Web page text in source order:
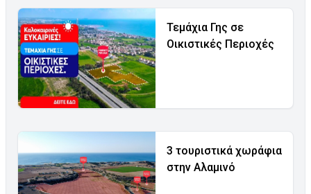
Τεμάχια Γης σε
Οικιστικές Περιοχές
3 τουριστικά χωράφια
στην Αλαμινό